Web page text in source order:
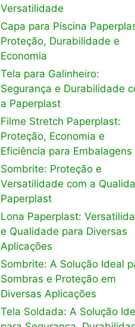
Versatilidade
Capa para Piscina
Proteção, Durabilidade e
Economia
Tela para Galinheiro:
Segurança e Durabilidade
a Paperplast
Filme Stretch Paperplast:
Proteção, Economia e
Eficiência para Embalagens
Sombrite: Proteção e
Versatilidade com a
Paperplast
Lona Paperplast:
e Qualidade para Diversas
Aplicações
Sombrite: A Solução Ideal
Sombras e Proteção em
Diversas Aplicações
Tela Soldada: A Solução